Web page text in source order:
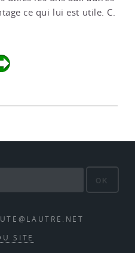
ce qui lui est utile. C.
OK
SITE